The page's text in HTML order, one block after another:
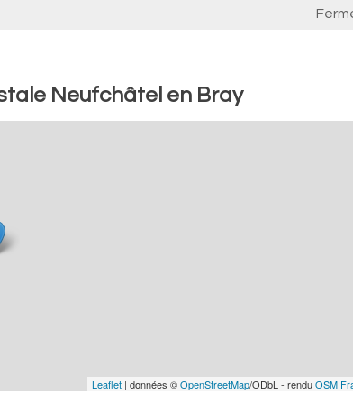
Neufchâtel en Bray
Leaflet | données ©OpenStreetMap/ODbL - renduOSM